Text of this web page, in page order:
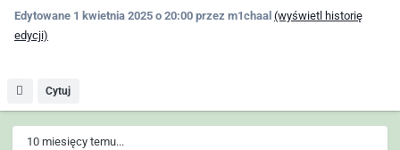
Edytowane 1 kwietnia 2025 o 20:00 przez m1chaal (wyświetl historię
edycji)
Cytuj
10 miesięcy temu...